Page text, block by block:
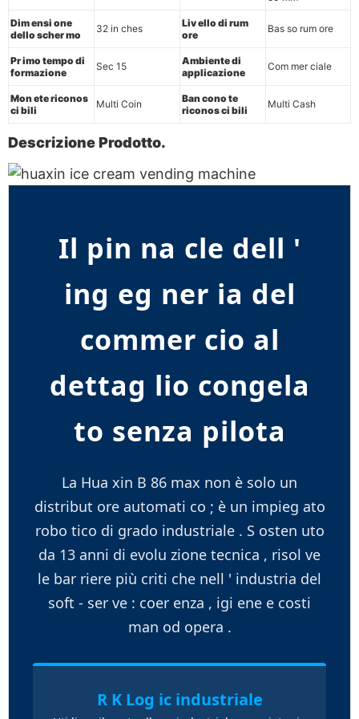
Dim ensi one
dello scher mo
32 in ches
Liv ello di rum
ore
Bas so rum ore
Pr imo tempo di
formazione
Sec 15
Ambiente di
applicazione
Com mer ciale
Mon ete riconos
ci bili
Multi Coin
Ban cono te
riconos ci bili
Multi Cash
Descrizione Prodotto.
Il pin na cle dell '
ing eg ner ia del
commer cio al
dettag lio congela
to senza pilota
La Hua xin B 86 max non è solo un
distribut ore automati co ; è un impieg ato
robo tico di grado industriale . S osten uto
da 13 anni di evolu zione tecnica , risol ve
le bar riere più criti che nell ' industria del
soft - ser ve : coer enza , igi ene e costi
man od opera .
R K Log ic industriale